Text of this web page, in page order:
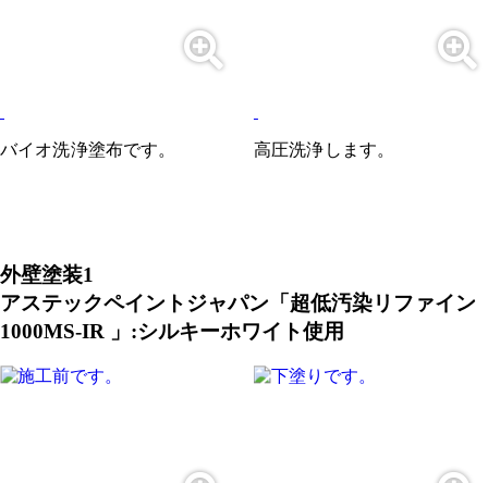
バイオ洗浄塗布です。 高圧洗浄します。
外壁塗装1
アステックペイントジャパン「超低汚染リファイン
1000MS-IR 」:シルキーホワイト使用